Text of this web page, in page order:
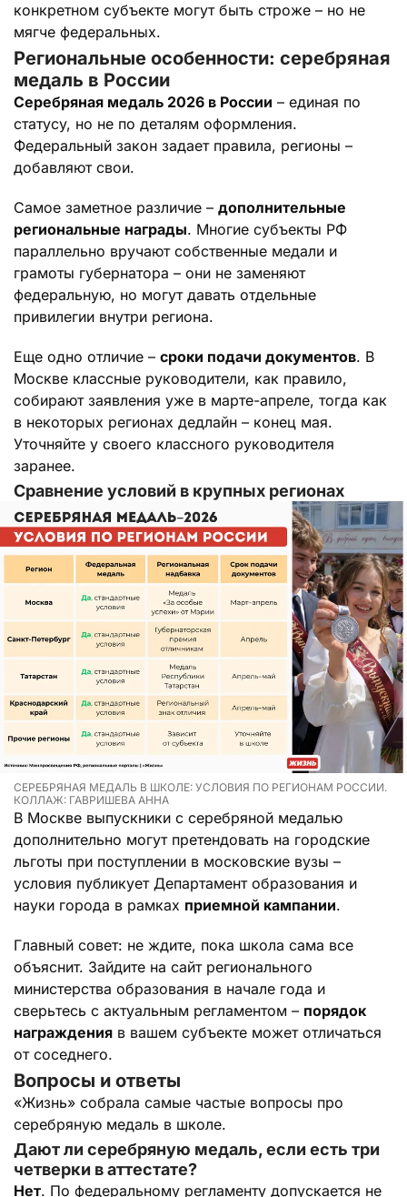
конкретном субъекте могут быть строже – но не
мягче федеральных.
Региональные особенности: серебряная
медаль в России
Серебряная медаль 2026 в России – единая по
статусу, но не по деталям оформления.
Федеральный закон задает правила, регионы –
добавляют свои.
Самое заметное различие – дополнительные
региональные награды. Многие субъекты РФ
параллельно вручают собственные медали и
грамоты губернатора – они не заменяют
федеральную, но могут давать отдельные
привилегии внутри региона.
Еще одно отличие – сроки подачи документов. В
Москве классные руководители, как правило,
собирают заявления уже в марте-апреле, тогда как
в некоторых регионах дедлайн – конец мая.
Уточняйте у своего классного руководителя
заранее.
Сравнение условий в крупных регионах
СЕРЕБРЯНАЯ МЕДАЛЬ В ШКОЛЕ: УСЛОВИЯ ПО РЕГИОНАМ РОССИИ.
КОЛЛАЖ: ГАВРИШЕВА АННА
В Москве выпускники с серебряной медалью
дополнительно могут претендовать на городские
льготы при поступлении в московские вузы –
условия публикует Департамент образования и
науки города в рамках приемной кампании.
Главный совет: не ждите, пока школа сама все
объяснит. Зайдите на сайт регионального
министерства образования в начале года и
сверьтесь с актуальным регламентом – порядок
награждения в вашем субъекте может отличаться
от соседнего.
Вопросы и ответы
«Жизнь» собрала самые частые вопросы про
серебряную медаль в школе.
Дают ли серебряную медаль, если есть три
четверки в аттестате?
Нет. По федеральному регламенту допускается не